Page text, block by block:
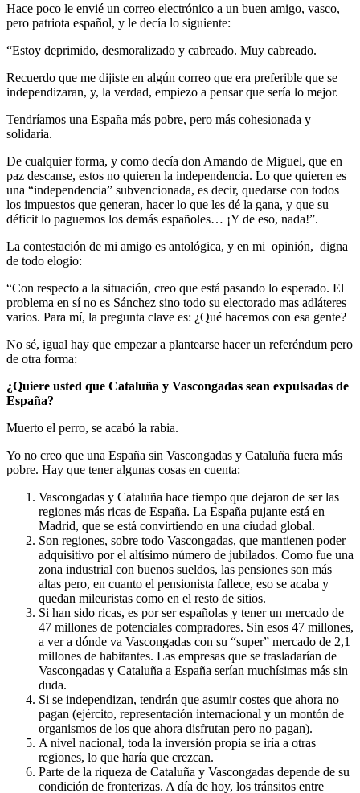
Hace poco le envié un correo electrónico a un buen amigo, vasco,
pero patriota español, y le decía lo siguiente:
“Estoy deprimido, desmoralizado y cabreado. Muy cabreado.
Recuerdo que me dijiste en algún correo que era preferible que se
independizaran, y, la verdad, empiezo a pensar que sería lo mejor.
Tendríamos una España más pobre, pero más cohesionada y
solidaria.
De cualquier forma, y como decía don Amando de Miguel, que en
paz descanse, estos no quieren la independencia. Lo que quieren es
una “independencia” subvencionada, es decir, quedarse con todos
los impuestos que generan, hacer lo que les dé la gana, y que su
déficit lo paguemos los demás españoles… ¡Y de eso, nada!”.
La contestación de mi amigo es antológica, y en mi opinión, digna
de todo elogio:
“Con respecto a la situación, creo que está pasando lo esperado. El
problema en sí no es Sánchez sino todo su electorado mas adláteres
varios. Para mí, la pregunta clave es: ¿Qué hacemos con esa gente?
No sé, igual hay que empezar a plantearse hacer un referéndum pero
de otra forma:
¿Quiere usted que Cataluña y Vascongadas sean expulsadas de
España?
Muerto el perro, se acabó la rabia.
Yo no creo que una España sin Vascongadas y Cataluña fuera más
pobre. Hay que tener algunas cosas en cuenta:
Vascongadas y Cataluña hace tiempo que dejaron de ser las
regiones más ricas de España. La España pujante está en
Madrid, que se está convirtiendo en una ciudad global.
Son regiones, sobre todo Vascongadas, que mantienen poder
adquisitivo por el altísimo número de jubilados. Como fue una
zona industrial con buenos sueldos, las pensiones son más
altas pero, en cuanto el pensionista fallece, eso se acaba y
quedan mileuristas como en el resto de sitios.
Si han sido ricas, es por ser españolas y tener un mercado de
47 millones de potenciales compradores. Sin esos 47 millones,
a ver a dónde va Vascongadas con su “super” mercado de 2,1
millones de habitantes. Las empresas que se trasladarían de
Vascongadas y Cataluña a España serían muchísimas más sin
duda.
Si se independizan, tendrán que asumir costes que ahora no
pagan (ejército, representación internacional y un montón de
organismos de los que ahora disfrutan pero no pagan).
A nivel nacional, toda la inversión propia se iría a otras
regiones, lo que haría que crezcan.
Parte de la riqueza de Cataluña y Vascongadas depende de su
condición de fronterizas. A día de hoy, los tránsitos entre